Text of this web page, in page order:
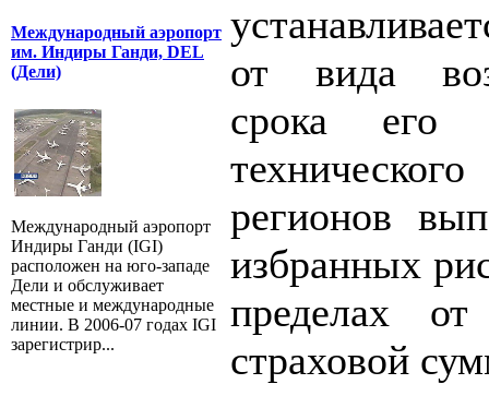
Международный аэропорт
им. Индиры Ганди, DEL
(Дели)
Международный аэропорт
Индиры Ганди (IGI)
расположен на юго-западе
Дели и обслуживает
местные и международные
линии. В 2006-07 годах IGI
зарегистрир...
от вида
срока его
регионов
избранных
пределах от
страховой